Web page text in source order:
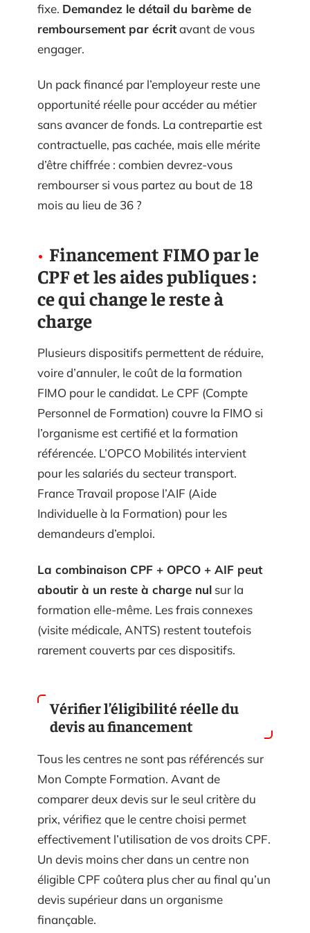
fixe. Demandez le détail du barème de
remboursement par écritavant de vous
engager.
Un pack financé par l’employeur reste une
opportunité réelle pour accéder au métier
sans avancer de fonds. La contrepartie est
contractuelle, pas cachée, mais elle mérite
d’être chiffrée : combien devrez-vous
rembourser si vous partez au bout de 18
mois au lieu de 36 ?
Financement FIMO par le
CPF et les aides publiques :
ce qui change le reste à
charge
Plusieurs dispositifs permettent de réduire,
voire d’annuler, le coût de la formation
FIMO pour le candidat. Le CPF (Compte
Personnel de Formation) couvre la FIMO si
l’organisme est certifié et la formation
référencée. L’OPCO Mobilités intervient
pour les salariés du secteur transport.
France Travail propose l’AIF (Aide
Individuelle à la Formation) pour les
demandeurs d’emploi.
La combinaison CPF + OPCO + AIF peut
aboutir à un reste à charge nul sur la
formation elle-même. Les frais connexes
(visite médicale, ANTS) restent toutefois
rarement couverts par ces dispositifs.
Vérifier l’éligibilité réelle du
devis au financement
Tous les centres ne sont pas référencés sur
Mon Compte Formation. Avant de
comparer deux devis sur le seul critère du
prix, vérifiez que le centre choisi permet
effectivement l’utilisation de vos droits CPF.
Un devis moins cher dans un centre non
éligible CPF coûtera plus cher au final qu’un
devis supérieur dans un organisme
finançable.